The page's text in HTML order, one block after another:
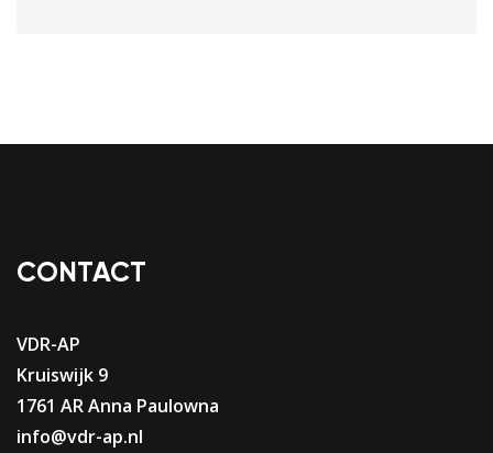
CONTACT
VDR-AP
Kruiswijk 9
1761 AR Anna Paulowna
info@vdr-ap.nl